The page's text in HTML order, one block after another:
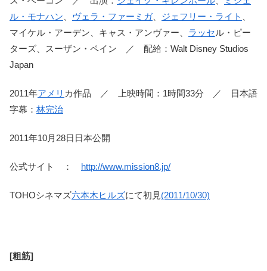
ル・モナハン
ヴェラ・ファーミガ ジェフリー・ライト
マイケル・アーデン、キャス・アンヴァー、 ラッセル・ピー
ターズ、スーザン・ペイン ／ 配給：Walt Disney Studios
Japan
2011年アメリ カ作品 ／ 上映時間：1時間33分 ／ 日本語
字幕： 林完治
2011年10月28日日本公開
公式サイト ： http://www.mission8.jp/
TOHOシネマズ六本木ヒルズにて初見(2011/10/30)
[粗筋]